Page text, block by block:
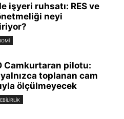
işyeri ruhsatı: RES ve
neyi
Camkurtaran pilotu:
yalnızca toplanan cam
ölçülmeyecek